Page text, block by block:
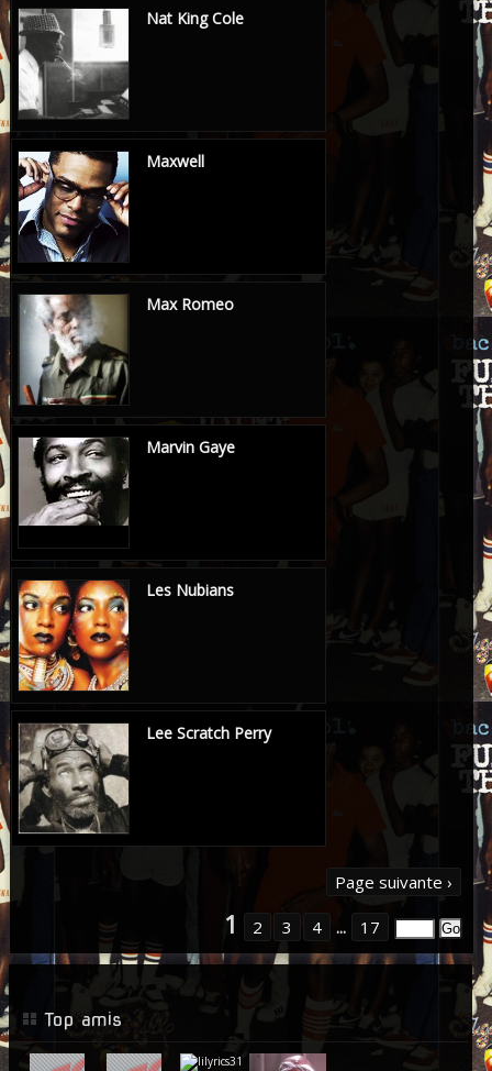
Nat King Cole
Maxwell
Max Romeo
Marvin Gaye
Les Nubians
Lee Scratch Perry
Page suivante ›
1 2 3 4 ... 17
Top amis